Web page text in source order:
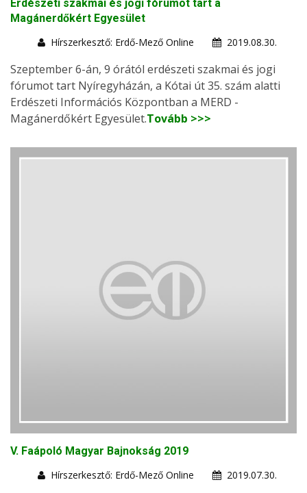
Erdészeti szakmai és jogi fórumot tart a
Magánerdőkért Egyesület
Hírszerkesztő: Erdő-Mező Online
2019.08.30.
Szeptember 6-án, 9 órától erdészeti szakmai és jogi
fórumot tart Nyíregyházán, a Kótai út 35. szám alatti
Erdészeti Információs Központban a MERD -
Magánerdőkért Egyesület.Tovább >>>
V. Faápoló Magyar Bajnokság 2019
Hírszerkesztő: Erdő-Mező Online
2019.07.30.